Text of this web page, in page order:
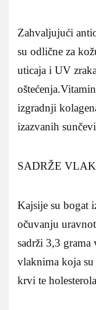
Zahvaljujući
su odlične za
uticaja i UV
izgradnji
izazvanih
SADRŽE
Kajsije su bogat
očuvanju
sadrži 3,3 grama
vlaknima koja su
krvi te